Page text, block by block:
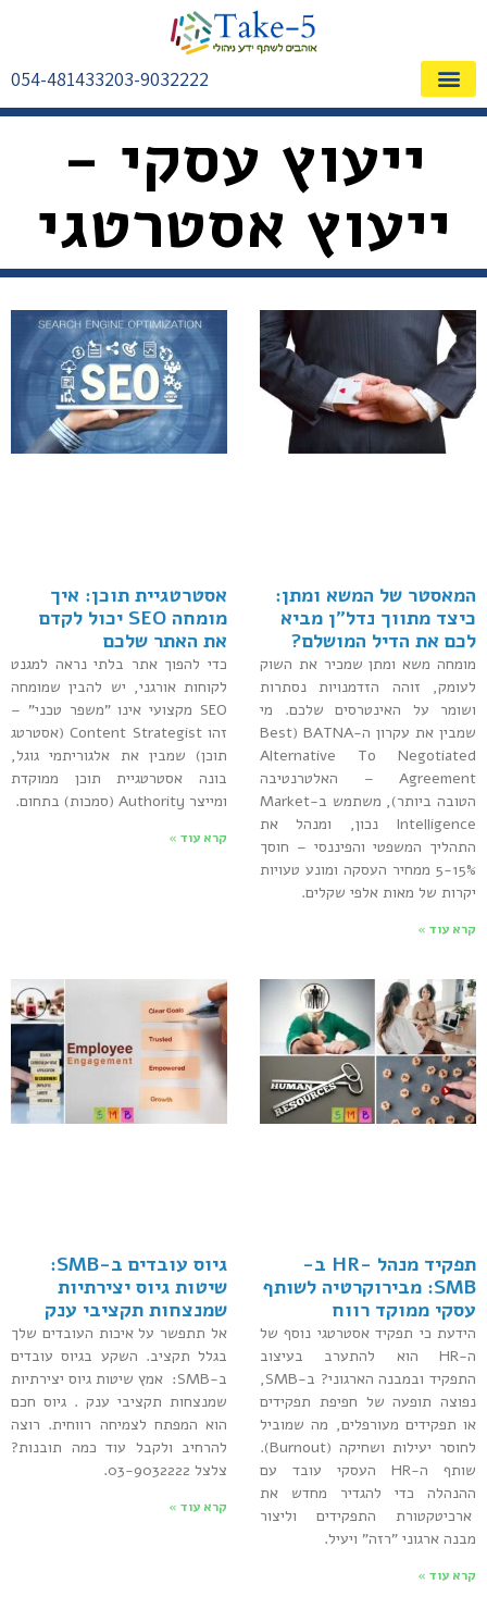
03-9032222
054-4814332
ייעוץ עסקי -
ייעוץ אסטרטגי
המאסטר של המשא ומתן:
כיצד מתווך נדל"ן מביא
לכם את הדיל המושלם?
מומחה משא ומתן שמכיר את השוק
לעומק, זוהה הזדמנויות נסתרות
ושומר על האינטרסים שלכם. מי
שמבין את עקרון ה-BATNA (Best
Alternative To Negotiated
Agreement – האלטרנטיבה
הטובה ביותר), משתמש ב-Market
Intelligence נכון, ומנהל את
התהליך המשפטי והפיננסי – חוסך
5-15% ממחיר העסקה ומונע טעויות
יקרות של מאות אלפי שקלים.
קרא עוד »
אסטרטגיית תוכן: איך
מומחה SEO יכול לקדם
את האתר שלכם
כדי להפוך אתר בלתי נראה למגנט
לקוחות אורגני, יש להבין שמומחה
SEO מקצועי אינו "משפר טכני" –
זהו Content Strategist (אסטרטג
תוכן) שמבין את אלגוריתמי גוגל,
בונה אסטרטגיית תוכן ממוקדת
ומייצר Authority (סמכות) בתחום.
קרא עוד »
תפקיד מנהל -HR ב-
SMB: מבירוקרטיה לשותף
עסקי ממוקד רווח
הידעת כי תפקיד אסטרטגי נוסף של
ה-HR הוא להתערב בעיצוב
התפקיד ובמבנה הארגוני? ב-SMB,
נפוצה תופעה של חפיפת תפקידים
או תפקידים מעורפלים, מה שמוביל
לחוסר יעילות ושחיקה (Burnout).
שותף ה-HR העסקי עובד עם
ההנהלה כדי להגדיר מחדש את
ארכיטקטורת התפקידים וליצור
מבנה ארגוני "רזה" ויעיל.
קרא עוד »
גיוס עובדים ב-SMB:
שיטות גיוס יצירתיות
שמנצחות תקציבי ענק
אל תתפשר על איכות העובדים שלך
בגלל תקציב. השקע בגיוס עובדים
ב-SMB: אמץ שיטות גיוס יצירתיות
שמנצחות תקציבי ענק . גיוס חכם
הוא המפתח לצמיחה רווחית. רוצה
להרחיב ולקבל עוד כמה תובנות?
צלצל 03-9032222.
קרא עוד »